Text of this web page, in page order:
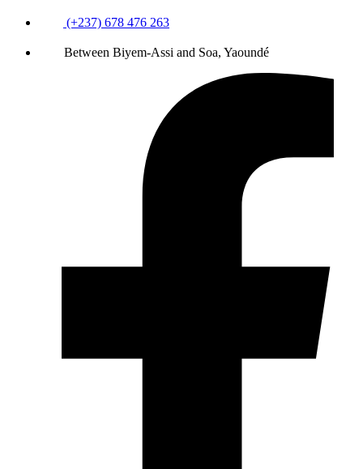
(+237) 678 476 263
Between Biyem-Assi and Soa, Yaoundé